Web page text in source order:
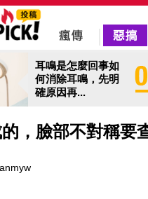
耳鳴是怎麼回事如
何消除耳鳴，先明
確原因再...
，臉部不對稱要
anmyw